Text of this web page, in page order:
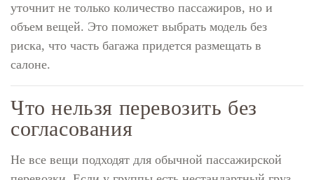
уточнит не только количество пассажиров, но и
объем вещей. Это поможет выбрать модель без
риска, что часть багажа придется размещать в
салоне.
Что нельзя перевозить без
согласования
Не все вещи подходят для обычной пассажирской